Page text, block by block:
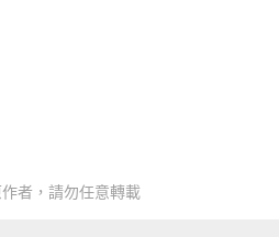
者，請勿任意轉載